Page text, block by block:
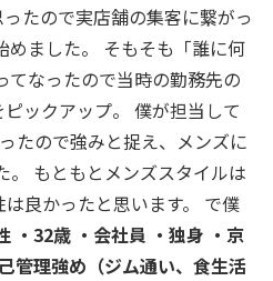
たので実店舗の集客に繋がっ
めました。 そもそも「誰に何
てなったので当時の勤務先の
ックアップ。 僕が担当して
たので強みと捉え、メンズに
。 もともとメンズスタイルは
良かったと思います。 で僕
・32歳 ・会社員 ・独身 ・京
管理強め（ジム通い、食生活